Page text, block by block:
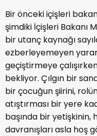
Bir önceki içişleri
şimdiki İçişleri Bakanı
bir utanç kaynağı
ezberleyemeyen
geçiştirmeye
bekliyor. Çılgın bir
bir çocuğun şiirini,
atıştırması bir yere
başında bir yetişkinin,
davranışları asla hoş